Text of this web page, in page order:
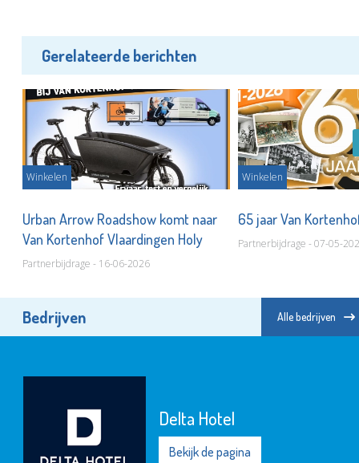
Gerelateerde berichten
Winkelen
Urban Arrow Roadshow komt naar
Van Kortenhof Vlaardingen Holy
Partnerbijdrage - 16-06-2026
Winkelen
65 jaar Van
Partnerbijdrage - 07-05-
Bedrijven Alle bedrijven
Delta Hotel
Bekijk de pagina